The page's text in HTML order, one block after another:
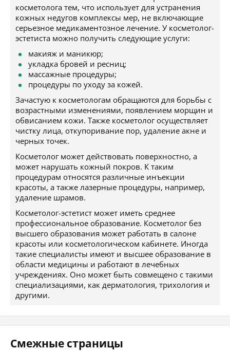
косметолога тем, что использует для устранения
кожных недугов комплексы мер, не включающие
серьезное медикаментозное лечение. У косметолог-
эстетиста можно получить следующие услуги:
макияж и маникюр;
укладка бровей и ресниц;
массажные процедуры;
процедуры по уходу за кожей.
Зачастую к косметологам обращаются для борьбы с
возрастными изменениями, появлением морщин и
обвисанием кожи. Также косметолог осуществляет
чистку лица, откупоривание пор, удаление акне и
черных точек.
Косметолог может действовать поверхностно, а
может нарушать кожный покров. К таким
процедурам относятся различные инъекции
красоты, а также лазерные процедуры, например,
удаление шрамов.
Косметолог-эстетист может иметь среднее
профессиональное образование. Косметолог без
высшего образования может работать в салоне
красоты или косметологическом кабинете. Иногда
такие специалисты имеют и высшее образование в
области медицины и работают в лечебных
учреждениях. Оно может быть совмещено с такими
специализациями, как дерматология, трихология и
другими.
Смежные страницы